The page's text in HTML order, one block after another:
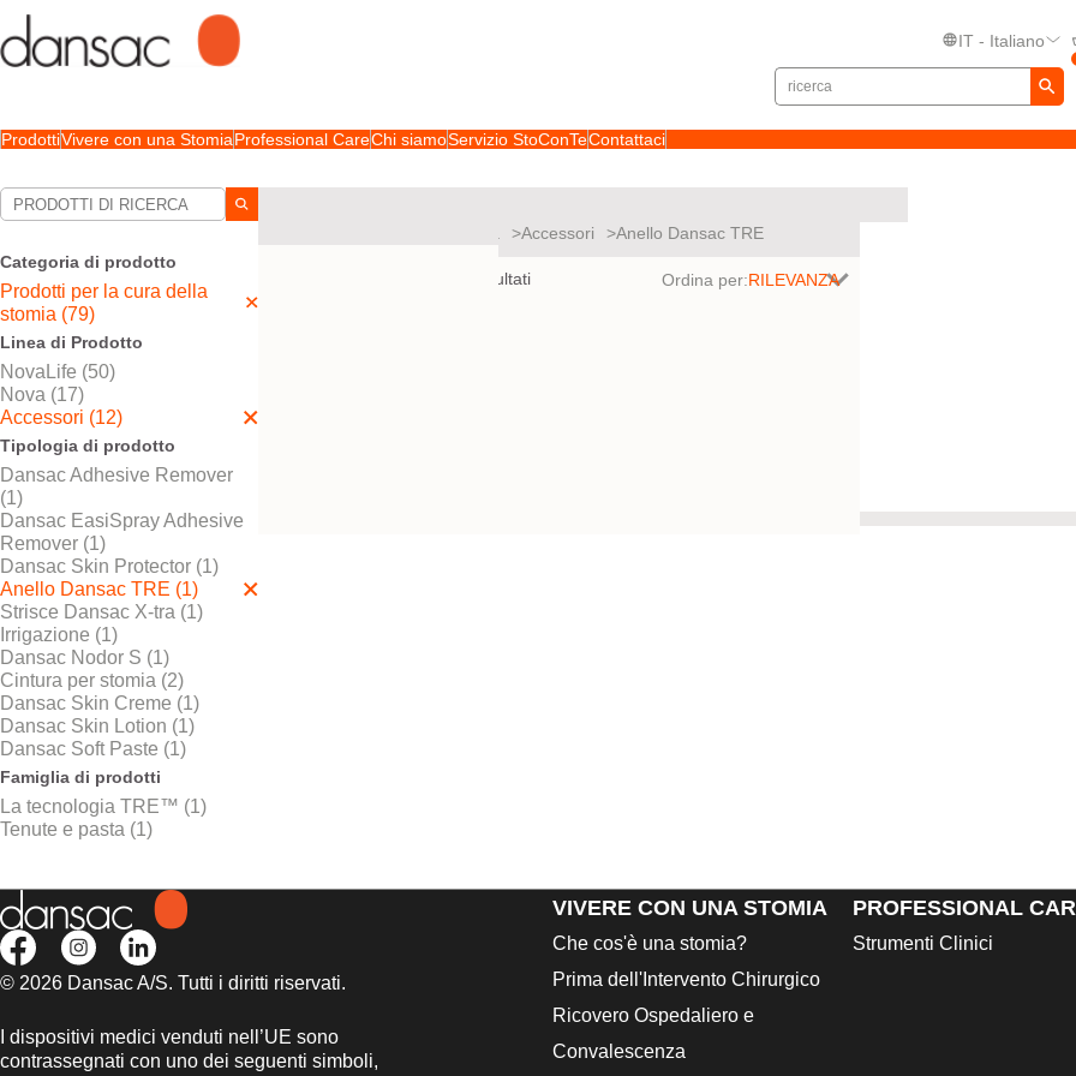
IT - Italiano
ProdottiVivere con una StomiaProfessional CareChi siamoServizio StoConTeContattaci
Categoria di prodotto
Prodotti per la cura della
stomia (79)
Linea di Prodotto
NovaLife (50)
Nova (17)
Accessori (12)
Tipologia di prodotto
Dansac Adhesive Remover
(1)
Dansac EasiSpray Adhesive
Remover (1)
Dansac Skin Protector (1)
Anello Dansac TRE (1)
Strisce Dansac X-tra (1)
Irrigazione (1)
Dansac Nodor S (1)
Cintura per stomia (2)
Dansac Skin Creme (1)
Dansac Skin Lotion (1)
Dansac Soft Paste (1)
Famiglia di prodotti
La tecnologia TRE™ (1)
Tenute e pasta (1)
Accessori Anello Dansac TRE
risultati Ordina per:
© 2026 Dansac A/S. Tutti i diritti riservati.
I dispositivi medici venduti nell’UE sono
contrassegnati con uno dei seguenti simboli,
VIVERE CON UNA STOMIA
Che cos'è una stomia?
Prima dell'Intervento Chirurgico
Ricovero Ospedaliero e
Convalescenza
PROFESSIONAL
Strumenti Clinici